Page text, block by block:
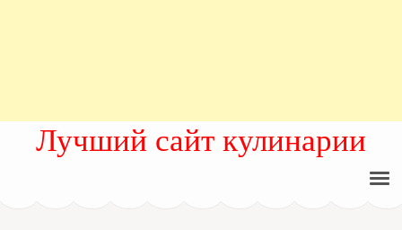
Лучший сайт кулинарии